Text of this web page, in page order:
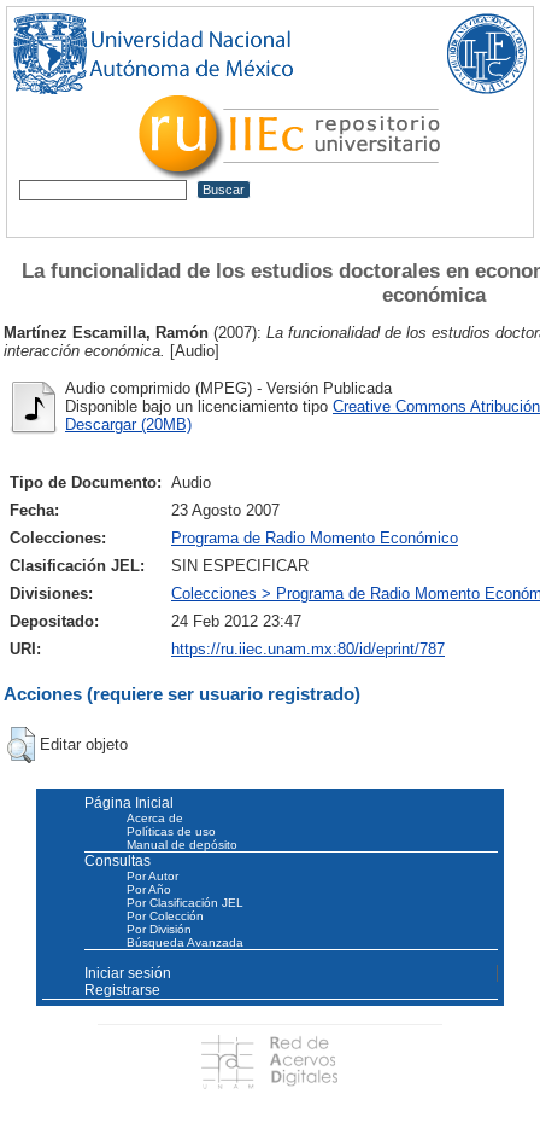
La funcionalidad de los estudios doctorales en
económica
Martínez Escamilla, Ramón (2007): La funcionalidad de los estudios
interacción económica.
[Audio]
Audio comprimido (MPEG) - Versión Publicada
Disponible bajo un licenciamiento tipo Creative Commons
Descargar (20MB)
Tipo de Documento: Audio
Fecha:
23 Agosto 2007
Colecciones:
Programa de Radio Momento Económico
Clasificación JEL:
SIN ESPECIFICAR
Divisiones:
Colecciones > Programa de Radio Momento
Depositado:
24 Feb 2012 23:47
URI:
https://ru.iiec.unam.mx:80/id/eprint/787
Acciones (requiere ser usuario registrado)
Editar objeto
Página Inicial
Acerca de
Políticas de uso
Manual de depósito
Consultas
Por Autor
Por Año
Por Clasificación JEL
Por Colección
Por División
Búsqueda Avanzada
Iniciar sesión
Registrarse